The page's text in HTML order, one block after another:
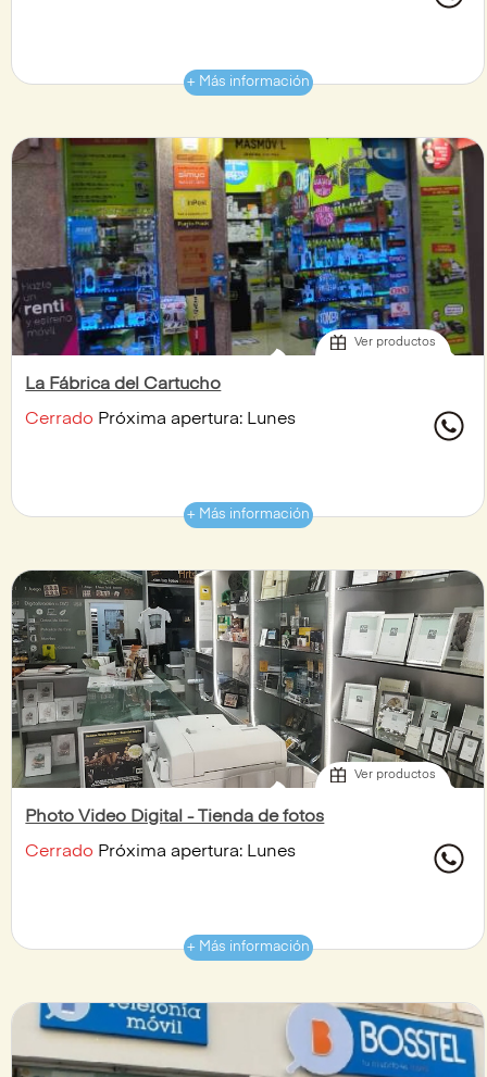
+ Más información
Ver productos
La Fábrica del Cartucho
Cerrado Próxima apertura: Lunes
+ Más información
Ver productos
Photo Video Digital - Tienda de fotos
Cerrado Próxima apertura: Lunes
+ Más información